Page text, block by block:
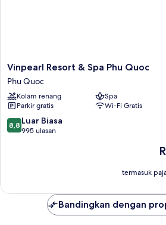
Vinpearl
Resort
&
Spa
Phu
Quoc
Phu
Vinpearl Resort & Spa Phu Quoc
Phu Quoc
Kolam renang
Spa
Parkir gratis
Wi-Fi Gratis
8.8
dari
8,8 Luar Biasa
995 ulasan
termasuk
Bandingkan dengan